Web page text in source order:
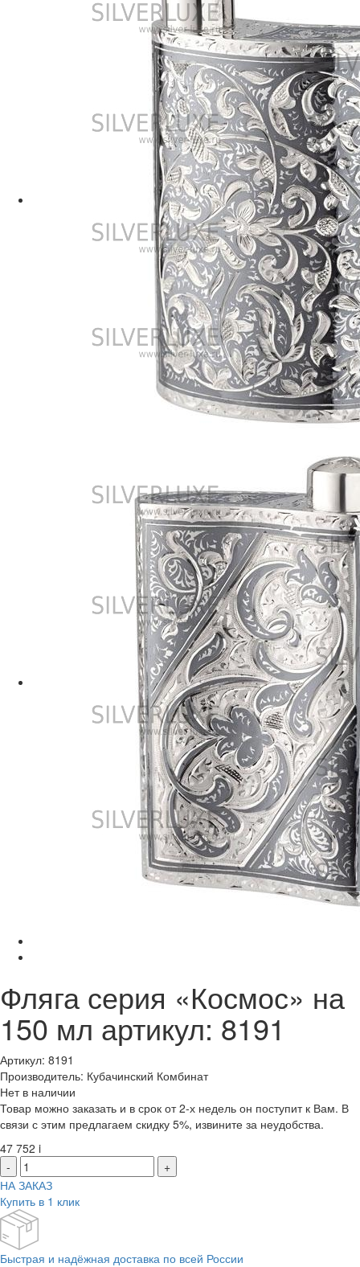
Фляга серия «Космос» на
150 мл артикул: 8191
Артикул: 8191
Производитель: Кубачинский Комбинат
Нет в наличии
Товар можно заказать и в срок от 2-х недель он поступит к Вам. В
связи с этим предлагаем скидку 5%, извините за неудобства.
47 752 i
-
+
НА ЗАКАЗ
Купить в 1 клик
Быстрая и надёжная доставка по всей России